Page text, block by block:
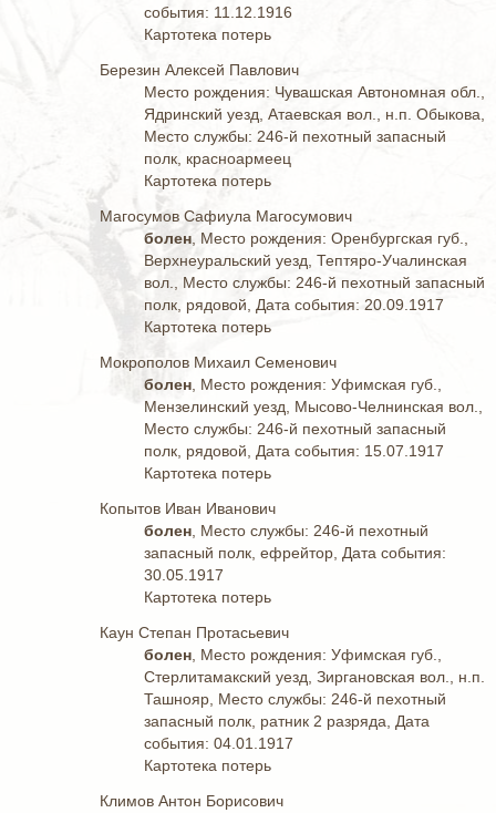
события: 11.12.1916
Картотека потерь
Березин Алексей Павлович
Место рождения: Чувашская Автономная обл.,
Ядринский уезд, Атаевская вол., н.п. Обыкова,
Место службы: 246-й пехотный запасный
полк, красноармеец
Картотека потерь
Магосумов Сафиула Магосумович
болен , Место рождения: Оренбургская губ.,
Верхнеуральский уезд, Тептяро-Учалинская
вол., Место службы: 246-й пехотный запасный
полк, рядовой, Дата события: 20.09.1917
Картотека потерь
Мокрополов Михаил Семенович
болен , Место рождения: Уфимская губ.,
Мензелинский уезд, Мысово-Челнинская вол.,
Место службы: 246-й пехотный запасный
полк, рядовой, Дата события: 15.07.1917
Картотека потерь
Копытов Иван Иванович
болен , Место службы: 246-й пехотный
запасный полк, ефрейтор, Дата события:
30.05.1917
Картотека потерь
Каун Степан Протасьевич
болен , Место рождения: Уфимская губ.,
Стерлитамакский уезд, Зиргановская вол., н.п.
Ташнояр, Место службы: 246-й пехотный
запасный полк, ратник 2 разряда, Дата
события: 04.01.1917
Картотека потерь
Климов Антон Борисович